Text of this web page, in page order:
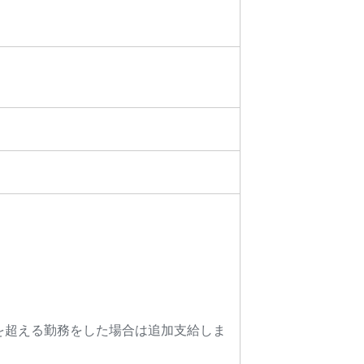
える勤務をした場合は追加支給しま